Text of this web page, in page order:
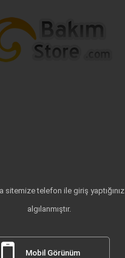
sitemize telefon ile giriş yaptığınız
algılanmıştır.
Mobil Görünüm